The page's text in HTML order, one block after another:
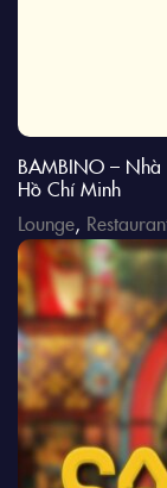
BAMBINO – Nhà
Hồ Chí Minh
Lounge,